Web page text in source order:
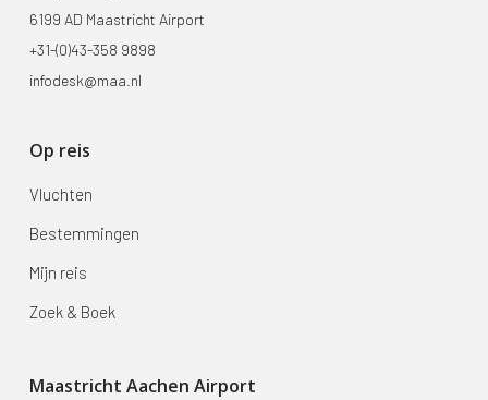
6199 AD Maastricht Airport
+31-(0)43-358 9898
infodesk@maa.nl
Op reis
Vluchten
Bestemmingen
Mijn reis
Zoek & Boek
Maastricht Aachen Airport